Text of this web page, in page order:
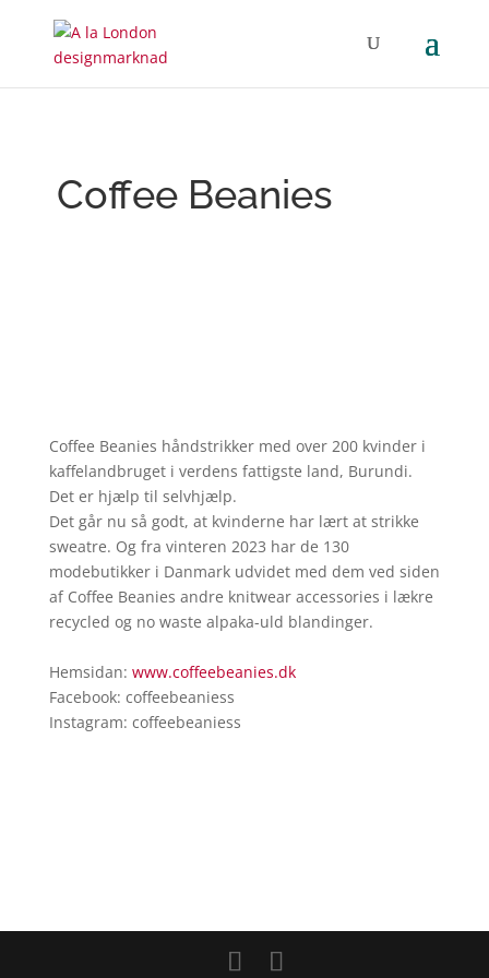
Coffee Beanies
Coffee Beanies håndstrikker med over 200 kvinder i
kaffelandbruget i verdens fattigste land, Burundi.
Det er hjælp til selvhjælp.
Det går nu så godt, at kvinderne har lært at strikke
sweatre. Og fra vinteren 2023 har de 130
modebutikker i Danmark udvidet med dem ved siden
af Coffee Beanies andre knitwear accessories i lækre
recycled og no waste alpaka-uld blandinger.
Hemsidan: www.coffeebeanies.dk
Facebook: coffeebeaniess
Instagram: coffeebeaniess